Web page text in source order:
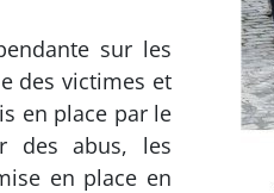
sur les
des victimes et
en place par le
des abus, les
en place en